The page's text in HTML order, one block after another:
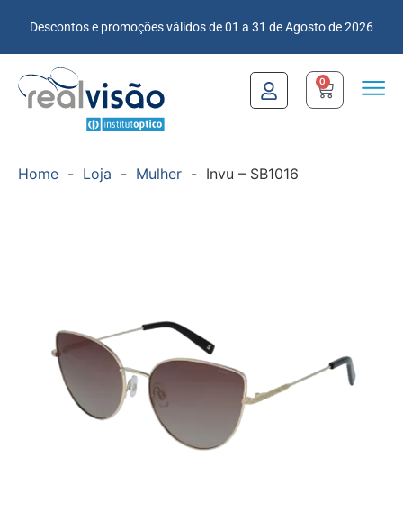
Descontos e promoções válidos de 01 a 31 de Agosto de 2026
0
Home - Loja - Mulher - Invu – SB1016